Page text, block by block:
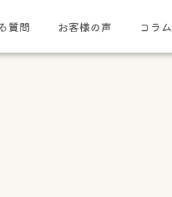
質問 お客様の声 コラム